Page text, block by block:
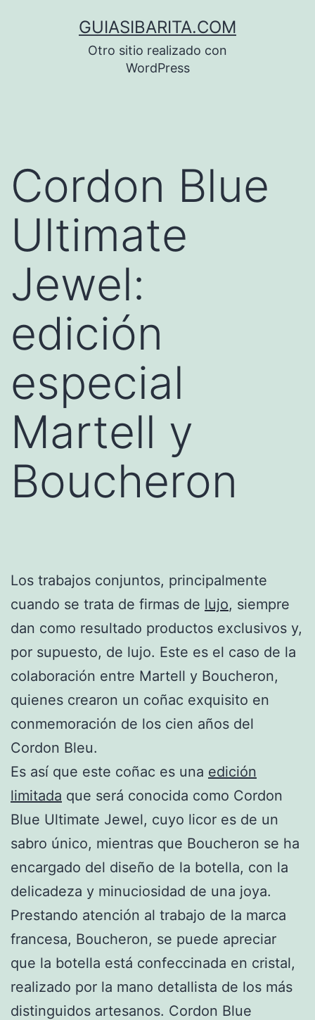
GUIASIBARITA.COM
Otro sitio realizado con
WordPress
Cordon Blue
Ultimate
Jewel:
edición
especial
Martell y
Boucheron
Los trabajos conjuntos, principalmente
cuando se trata de firmas de lujo, siempre
dan como resultado productos exclusivos y,
por supuesto, de lujo. Este es el caso de la
colaboración entre Martell y Boucheron,
quienes crearon un coñac exquisito en
conmemoración de los cien años del
Cordon Bleu.
Es así que este coñac es una edición
limitada que será conocida como Cordon
Blue Ultimate Jewel, cuyo licor es de un
sabro único, mientras que Boucheron se ha
encargado del diseño de la botella, con la
delicadeza y minuciosidad de una joya.
Prestando atención al trabajo de la marca
francesa, Boucheron, se puede apreciar
que la botella está confeccinada en cristal,
realizado por la mano detallista de los más
distinguidos artesanos. Cordon Blue